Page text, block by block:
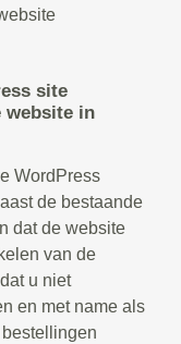
site
website in
WordPress
de bestaande
dat de website
van de
u niet
en met name als